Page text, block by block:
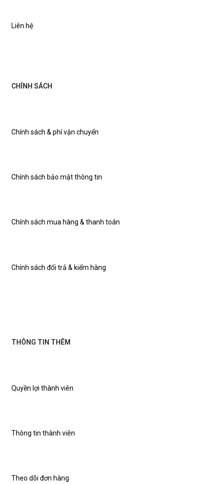
Liên hệ
THÔNG TIN THÊM
Quyền lợi thành viên
Thông tin thành viên
Theo dõi đơn hàng
CHÍNH SÁCH
Chính sách bảo mật thông tin
Chính sách mua hàng & thanh toán
Chính sách đổi trả & kiểm hàng
Chính sách & phí vận chuyển